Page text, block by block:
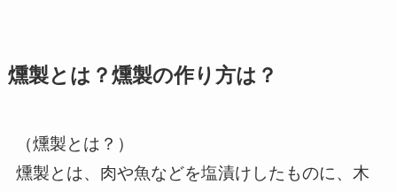
燻製とは？燻製の作り方は？
（燻製とは？）
燻製とは、肉や魚などを塩漬けしたものに、木